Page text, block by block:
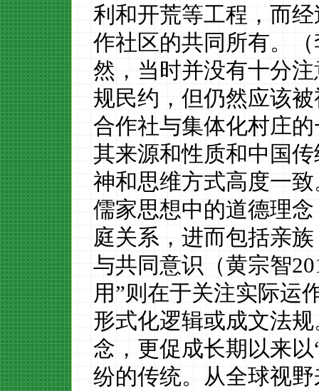
利和开荒等工程，而
作社区的共同所有。
然，当时并没有十分
规民约，但仍然应该
合作社与集体化村庄
其来源和性质和中国
神和思维方式高度一致
儒家思想中的道德理念
庭关系，进而包括亲
与共同意识（黄宗智
用”则在于关注实际运
形式化逻辑或成文法
念，更促成长期以来以
纷的传统。从全球视